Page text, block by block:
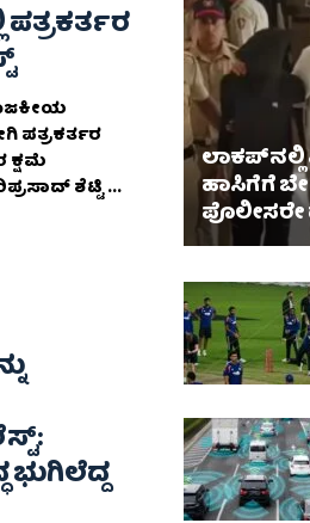
ಪತ್ರಕರ್ತರ
ಕ್ಷಮೆ
ಶೆಟ್ಟಿ ...
ಹಾಸಿಗೆಗೆ
ಪೊಲೀಸರೇ